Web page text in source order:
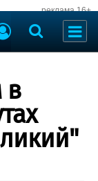
реклама 16+
в